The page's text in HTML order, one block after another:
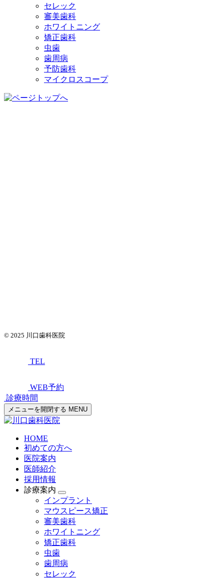
セレック
審美歯科
ホワイトニング
矯正歯科
虫歯
歯周病
予防歯科
マイクロスコープ
© 2025 川口歯科医院
TEL
WEB予約
診療時間
メニューを開閉する MENU
HOME
初めての方へ
医院案内
医師紹介
採用情報
診療案内
インプラント
マウスピース矯正
審美歯科
ホワイトニング
矯正歯科
虫歯
歯周病
セレック